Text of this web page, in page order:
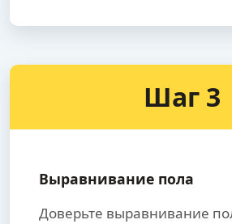
Шаг 3
Выравнивание пола
Доверьте выравнивание